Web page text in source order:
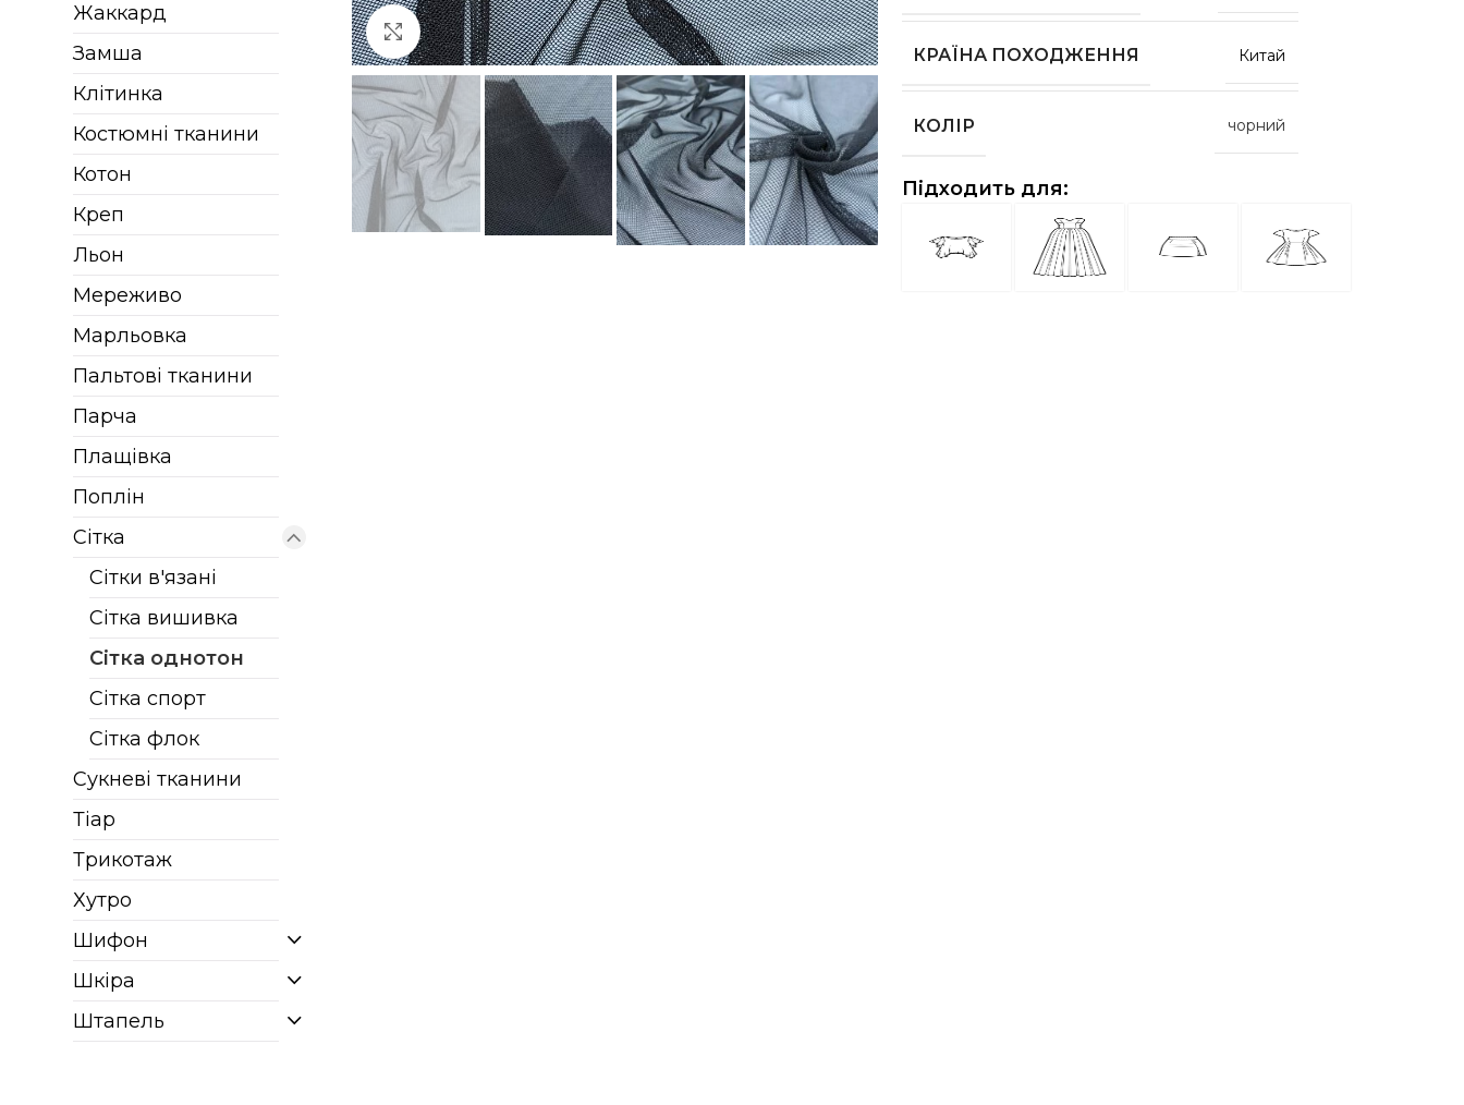
Жаккард
Замша
Клітинка
Костюмні тканини
Котон
Креп
Льон
Мереживо
Марльовка
Пальтові тканини
Парча
Плащівка
Поплін
Сітка
Сітки в'язані
Сітка вишивка
Сітка однотон
Сітка спорт
Сітка флок
Сукневі тканини
Тіар
Трикотаж
Хутро
Шифон
Шкіра
Штапель
Клацніть, щоб збільшити
КРАЇНА ПОХОДЖЕННЯ Китай
КОЛІР чорний
Підходить для: